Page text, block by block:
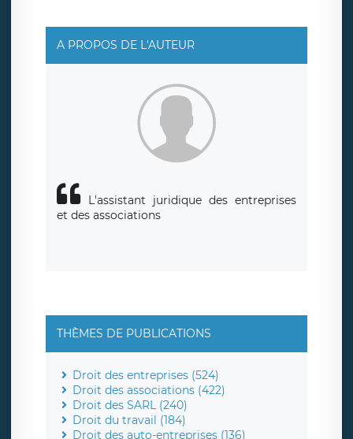
A PROPOS DE L'AUTEUR
L'assistant juridique des entreprises
et des associations
THÈMES DE PUBLICATIONS
Droit des entreprises (524)
Droit des associations (422)
Droit des SARL (240)
Droit du travail (184)
Droit des auto-entreprises (136)